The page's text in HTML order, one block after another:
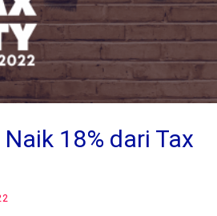
18% dari Tax